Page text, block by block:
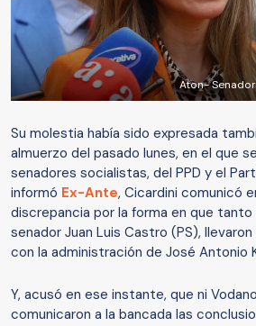
Aton-
Su molestia había sido expresada
almuerzo del pasado lunes, en el que
senadores socialistas, del PPD y el
informó Ex-Ante, Cicardini comunicó
discrepancia por la forma en que
senador Juan Luis Castro (PS),
con la administración de José Antonio
Y, acusó en ese instante, que ni
comunicaron a la bancada las